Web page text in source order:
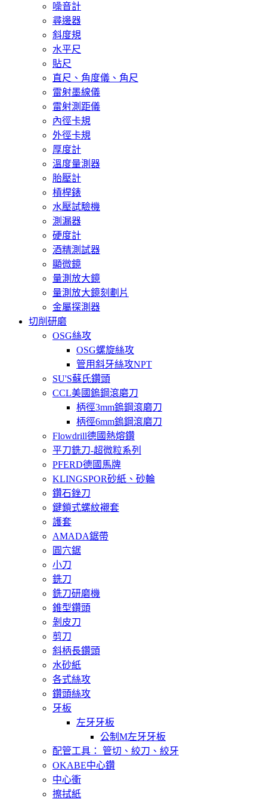
噪音計
尋邊器
斜度規
水平尺
貼尺
直尺、角度儀、角尺
雷射墨線儀
雷射測距儀
內徑卡規
外徑卡規
厚度計
溫度量測器
胎壓計
槓桿錶
水壓試驗機
測漏器
硬度計
酒精測試器
顯微鏡
量測放大鏡
量測放大鏡刻劃片
金屬探測器
切削研磨
OSG絲攻
OSG螺旋絲攻
管用斜牙絲攻NPT
SU'S蘇氏鑽頭
CCL美國鎢鋼滾磨刀
柄徑3mm鎢鋼滾磨刀
柄徑6mm鎢鋼滾磨刀
Flowdrill德國熱熔鑽
平刀銑刀-超微粒系列
PFERD德國馬牌
KLINGSPOR砂紙、砂輪
鑽石銼刀
鍵鎖式螺紋襯套
護套
AMADA鋸帶
圓穴鋸
小刀
銑刀
銑刀研磨機
錐型鑽頭
剝皮刀
剪刀
斜柄長鑽頭
水砂紙
各式絲攻
鑽頭絲攻
牙板
左牙牙板
公制M左牙牙板
配管工具： 管切、絞刀、絞牙
OKABE中心鑽
中心衝
擦拭紙